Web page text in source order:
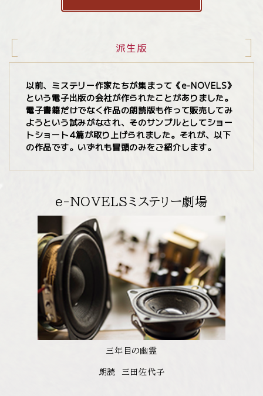
派生版
以前、ミステリー作家たちが集まって《e-NOVELS》
という電子出版の会社が作られたことがありました。
電子書籍だけでなく作品の朗読版も作って販売してみ
ようという試みがなされ、そのサンプルとしてショー
トショート4篇が取り上げられました。それが、以下
の作品です。いずれも冒頭のみをご紹介します。
e-NOVELSミステリー劇場
三年目の幽霊
朗読 三田佐代子